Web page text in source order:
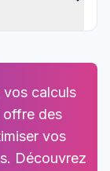
calculs
offre des
vos
Découvrez